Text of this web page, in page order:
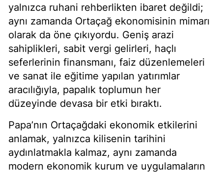
yalnızca ruhani rehberlikten ibaret değildi;
aynı zamanda Ortaçağ ekonomisinin mimarı
olarak da öne çıkıyordu. Geniş arazi
sahiplikleri, sabit vergi gelirleri, haçlı
seferlerinin finansmanı, faiz düzenlemeleri
ve sanat ile eğitime yapılan yatırımlar
aracılığıyla, papalık toplumun her
düzeyinde devasa bir etki bıraktı.
Papa’nın Ortaçağdaki ekonomik etkilerini
anlamak, yalnızca kilisenin tarihini
aydınlatmakla kalmaz, aynı zamanda
modern ekonomik kurum ve uygulamaların